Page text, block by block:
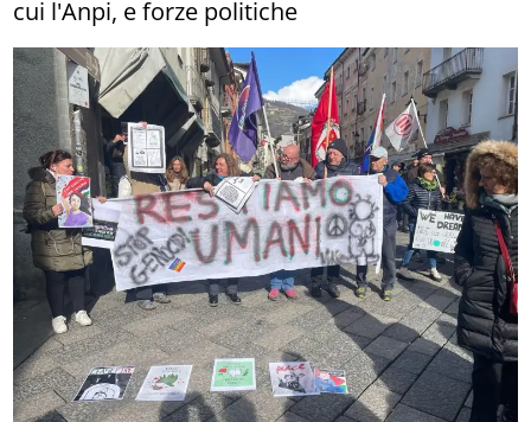
cui l'Anpi, e forze politiche